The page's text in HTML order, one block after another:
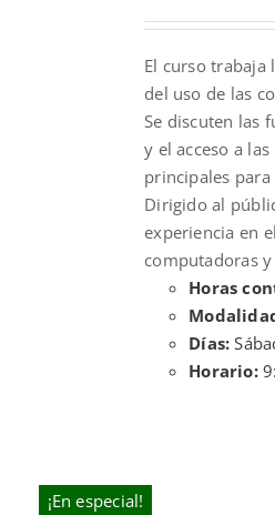
$300.00.
El curso trabaja
del uso de las
Se discuten las
y el acceso a
principales
Dirigido al
experiencia en
computadoras
Horas
Días:
Horario:
¡En especial!